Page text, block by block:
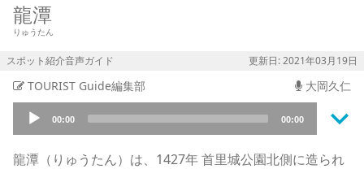
龍潭
りゅうたん
スポット紹介音声ガイド 更新日: 2021年03月19日
TOURIST Guide編集部 大岡久仁
Audio
Player
00:00 00:00 keyboard_arrow_down
龍潭（りゅうたん）は、1427年 首里城公園北側に造られ